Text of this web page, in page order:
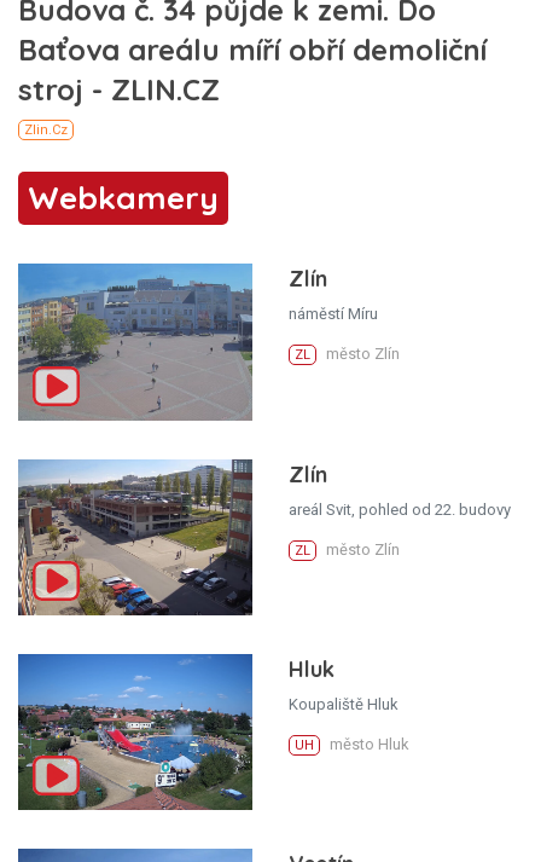
Webkamery
Zlín
náměstí Míru
ZL město Zlín
Zlín
areál Svit, pohled od 22. budovy
ZL město Zlín
Hluk
Koupaliště Hluk
UH město Hluk